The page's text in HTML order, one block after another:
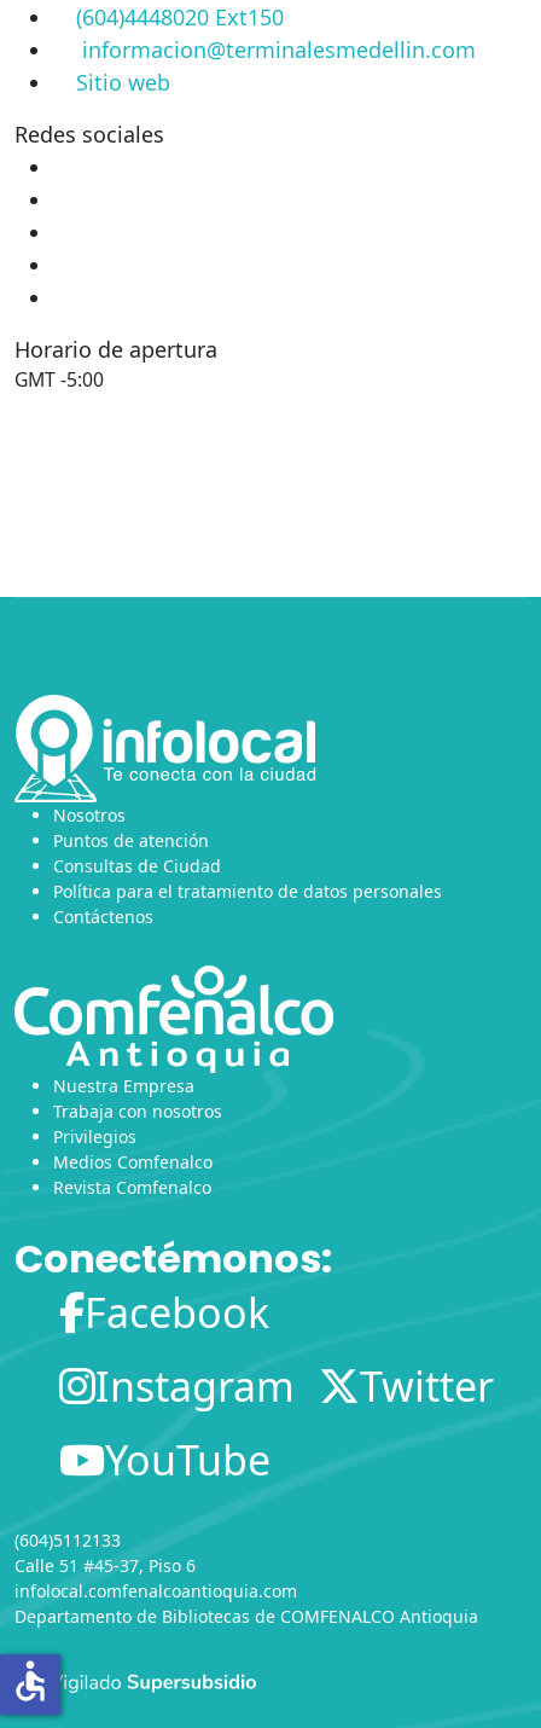
(604)4448020 Ext150
informacion@terminalesmedellin.com
Sitio web
Redes sociales
Horario de apertura
GMT -5:00
Nosotros
Puntos de atención
Consultas de Ciudad
Política para el tratamiento de datos personales
Contáctenos
Nuestra Empresa
Trabaja con nosotros
Privilegios
Medios Comfenalco
Revista Comfenalco
Conectémonos:
Facebook
Instagram
Twitter
YouTube
(604)5112133
Calle 51 #45-37, Piso 6
infolocal.comfenalcoantioquia.com
Departamento de Bibliotecas de COMFENALCO Antioquia
accessible